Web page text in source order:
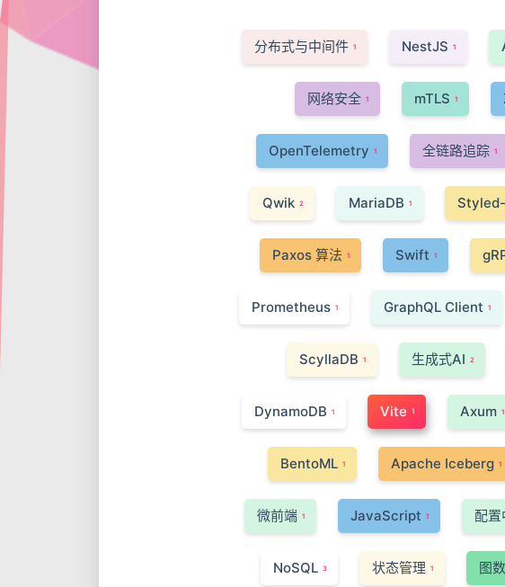
分布式与中间件 1 NestJS 1
网络安全 1 mTLS 1
OpenTelemetry 1 全链路追踪 1
Qwik 2 MariaDB 1
Paxos 算法 1 Swift 1
Prometheus 1 GraphQL Client 1
ScyllaDB 1 生成式AI 2
DynamoDB 1 Vite 1 Axum 1
BentoML 1 Apache Iceberg 1
微前端 1 JavaScript 1 配置
NoSQL 3 状态管理 1 图